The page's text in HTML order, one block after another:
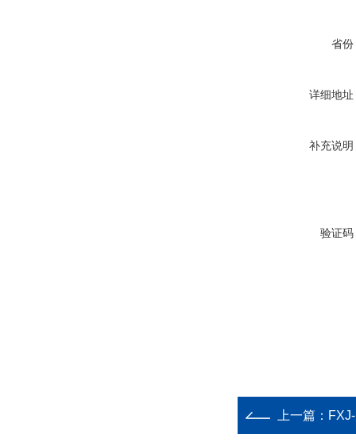
省份
详细地址
补充说明
验证码
上一篇： FXJ-